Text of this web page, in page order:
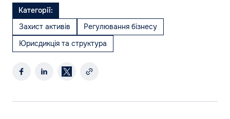
Категорії:
Захист активів
Регулювання бізнесу
Юрисдикція та структура